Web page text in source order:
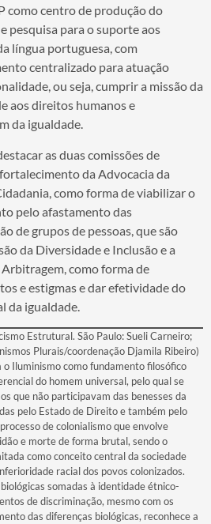
como centro de produção do
pesquisa para o suporte aos
língua portuguesa, com
centralizado para atuação
ou seja, cumprir a missão da
aos direitos humanos e
da igualdade.
as duas comissões de
da Advocacia da
como forma de viabilizar o
pelo afastamento das
de grupos de pessoas, que são
da Diversidade e Inclusão e a
como forma de
e estigmas e dar efetividade do
da igualdade.
Estrutural. São Paulo: Sueli Carneiro;
Plurais/coordenação Djamila Ribeiro)
o Iluminismo como fundamento filosófico
do homem universal, pelo qual se
que não participavam das benesses da
pelo Estado de Direito e também pelo
de colonialismo que envolve
e morte de forma brutal, sendo o
como conceito central da sociedade
racial dos povos colonizados.
somadas à identidade étnico-
de discriminação, mesmo com os
das diferenças biológicas, reconhece a